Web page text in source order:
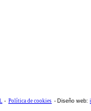
- Política de cookies - Diseño web: